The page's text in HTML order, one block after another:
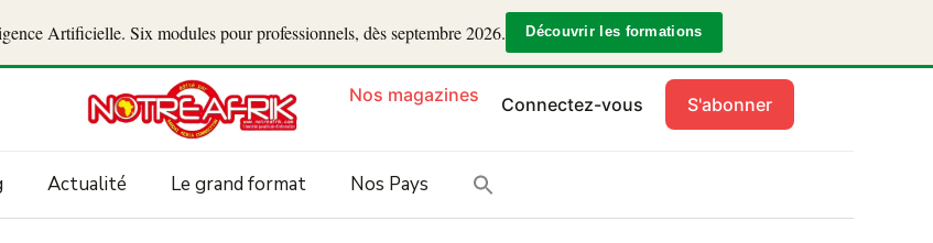
Artificielle. Six modules pour professionnels, dès septembre 2026. Découvrir les formations
Nos magazines Connectez-vous S'abonner
Actualité Le grand format Nos Pays